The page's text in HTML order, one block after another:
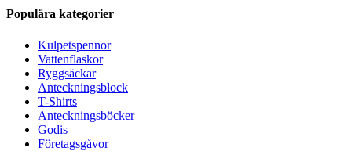
Populära kategorier
Kulpetspennor
Vattenflaskor
Ryggsäckar
Anteckningsblock
T-Shirts
Anteckningsböcker
Godis
Företagsgåvor